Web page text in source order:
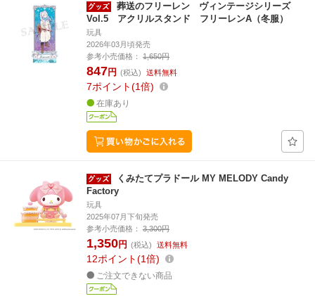
葬送のフリーレン ヴィンテージシリーズ
Vol.5 アクリルスタンド フリーレンA（冬服）
玩具
2026年03月頃発売
参考小売価格：
1,650円
847円 (税込) 送料無料
7ポイント 1倍
在庫あり
くみたてプラドール MY MELODY Candy
Factory
玩具
2025年07月下旬発売
参考小売価格：
3,300円
1,350円 (税込) 送料無料
12ポイント 1倍
ご注文できない商品